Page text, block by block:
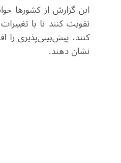
این گزارش از کشورها
تقویت کنند تا با
کنند، پیش‌بینی‌پذیری را
نشان دهند.